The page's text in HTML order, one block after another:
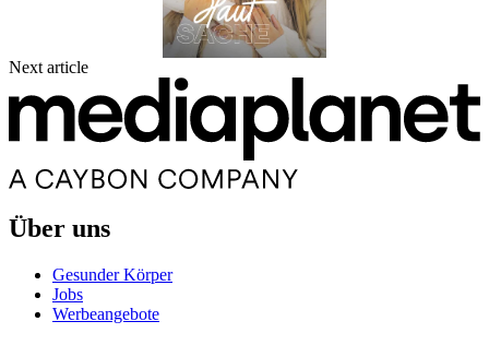
Next article
Über uns
Gesunder Körper
Jobs
Werbeangebote